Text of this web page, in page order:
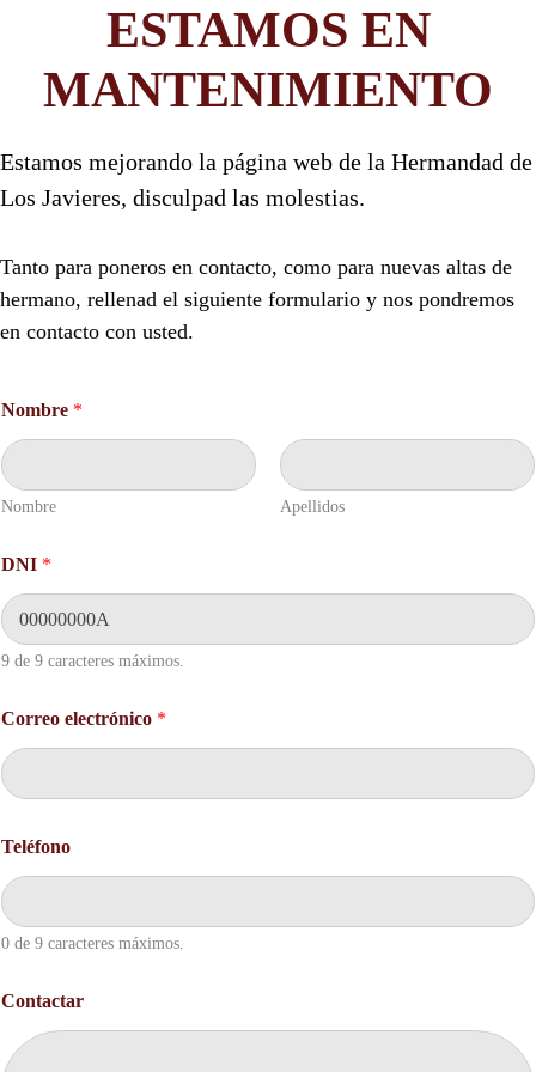
ESTAMOS EN
MANTENIMIENTO
Estamos mejorando la página web de la Hermandad de
Los Javieres, disculpad las molestias.
Tanto para poneros en contacto, como para nuevas altas de
hermano, rellenad el siguiente formulario y nos pondremos
en contacto con usted.
Nombre *
Nombre Apellidos
DNI *
9 de 9 caracteres máximos.
D
I
D
I
Correo electrónico *
Teléfono
0 de 9 caracteres máximos.
Contactar